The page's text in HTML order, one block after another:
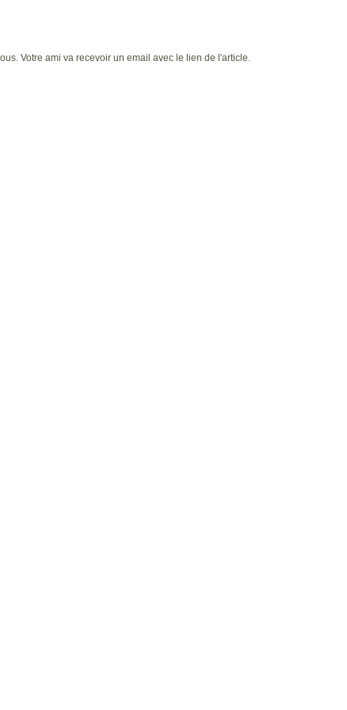
Votre ami va recevoir un email avec le lien de l'article.